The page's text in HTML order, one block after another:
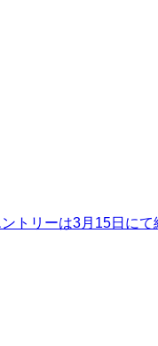
トリーは3月15日にて